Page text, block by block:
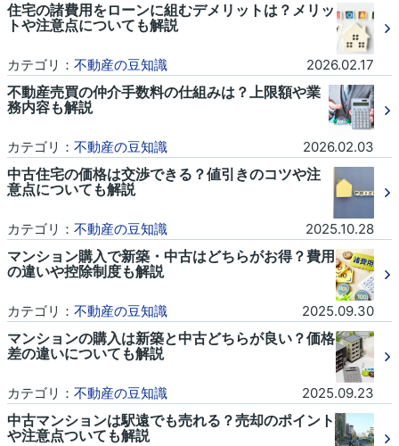
住宅の諸費用をローンに組むデメリットは？メリッ
トや注意点についても解説
カテゴリ： 不動産の豆知識 2026.02.17
不動産売買の仲介手数料の仕組みは？上限額や業
務内容も解説
カテゴリ： 不動産の豆知識 2026.02.03
中古住宅の価格は交渉できる？値引きのコツや注
意点についても解説
カテゴリ： 不動産の豆知識 2025.10.28
マンション購入で新築・中古はどちらがお得？費用
の違いや控除制度も解説
カテゴリ： 不動産の豆知識 2025.09.30
マンションの購入は新築と中古どちらが良い？価格
差の違いについても解説
カテゴリ： 不動産の豆知識 2025.09.23
中古マンションは駅遠でも売れる？売却のポイント
や注意点ついても解説